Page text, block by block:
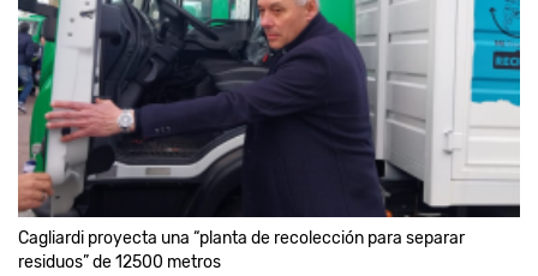
Cagliardi proyecta una “planta de recolección para separar
residuos” de 12500 metros